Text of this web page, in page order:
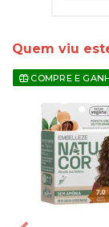
Quem viu
COMPRE E